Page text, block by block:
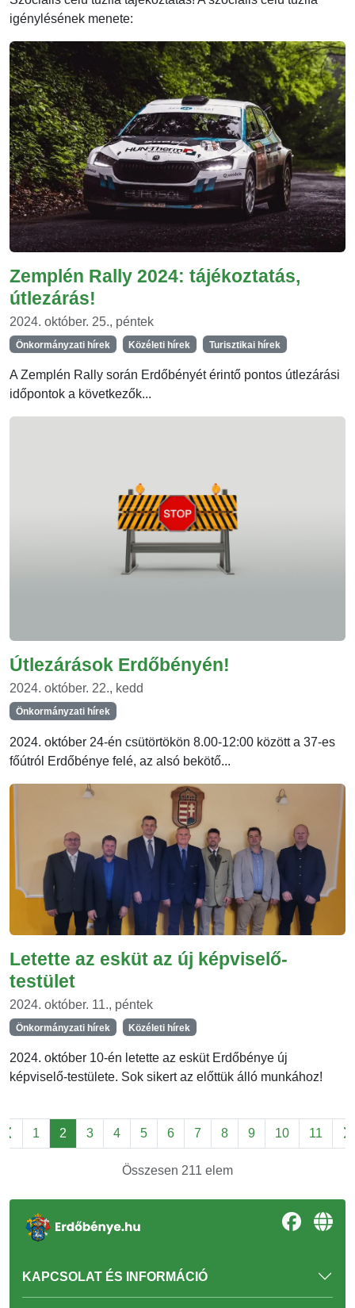
igénylésének menete:
Zemplén Rally 2024: tájékoztatás,
útlezárás!
2024. október. 25., péntek
Önkormányzati hírek Közéleti hírek Turisztikai hírek
A Zemplén Rally során Erdőbényét érintő pontos útlezárási
időpontok a következők...
Útlezárások Erdőbényén!
2024. október. 22., kedd
Önkormányzati hírek
2024. október 24-én csütörtökön 8.00-12:00 között a 37-es
főútról Erdőbénye felé, az alsó bekötő...
Letette az esküt az új képviselő-
testület
2024. október. 11., péntek
Önkormányzati hírek Közéleti hírek
2024. október 10-én letette az esküt Erdőbénye új
képviselő-testülete. Sok sikert az előttük álló munkához!
1 2 3 4 5 6 7 8 9 10 11
Összesen 211 elem
KAPCSOLAT ÉS INFORMÁCIÓ